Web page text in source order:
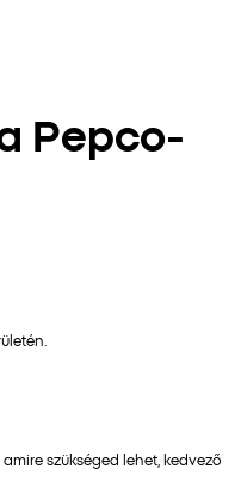
Pepco-
szükséged lehet, kedvező